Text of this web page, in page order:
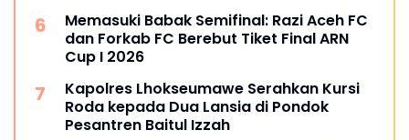
Memasuki Babak Semifinal: Razi Aceh FC
dan Forkab FC Berebut Tiket Final ARN
Cup I 2026
Kapolres Lhokseumawe Serahkan Kursi
Roda kepada Dua Lansia di Pondok
Pesantren Baitul Izzah